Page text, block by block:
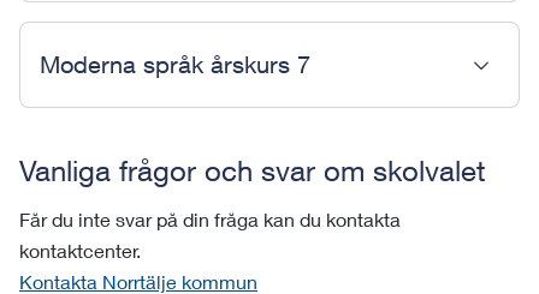
Moderna språk årskurs 7
Vanliga frågor och svar om skolvalet
Får du inte svar på din fråga kan du kontakta
kontaktcenter.
Kontakta Norrtälje kommun